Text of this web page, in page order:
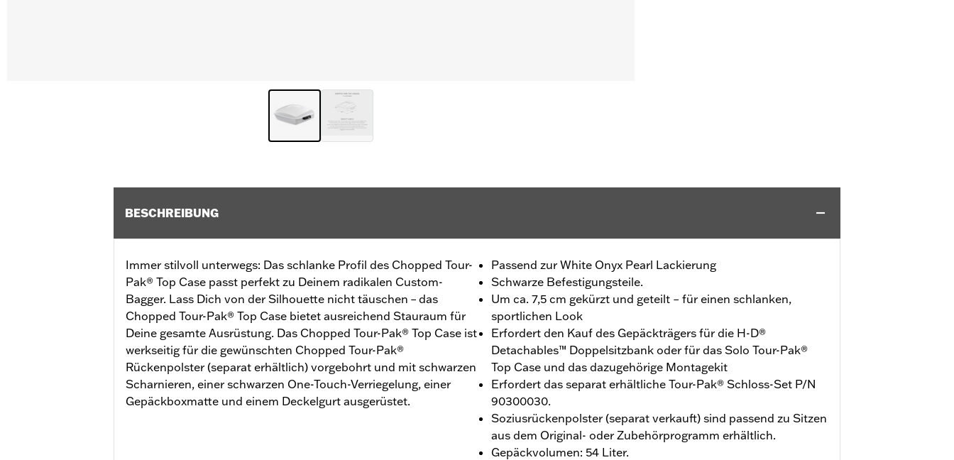
BESCHREIBUNG
Immer stilvoll unterwegs: Das schlanke Profil des Chopped Tour-
Pak® Top Case passt perfekt zu Deinem radikalen Custom-
Bagger. Lass Dich von der Silhouette nicht täuschen – das
Chopped Tour-Pak® Top Case bietet ausreichend Stauraum für
Deine gesamte Ausrüstung. Das Chopped Tour-Pak® Top Case ist
werkseitig für die gewünschten Chopped Tour-Pak®
Rückenpolster (separat erhältlich) vorgebohrt und mit schwarzen
Scharnieren, einer schwarzen One-Touch-Verriegelung, einer
Gepäckboxmatte und einem Deckelgurt ausgerüstet.
Passend zur White Onyx Pearl Lackierung
Schwarze Befestigungsteile.
Um ca. 7,5 cm gekürzt und geteilt – für einen schlanken,
sportlichen Look
Erfordert den Kauf des Gepäckträgers für die H-D®
Detachables™ Doppelsitzbank oder für das Solo Tour-Pak®
Top Case und das dazugehörige Montagekit
Erfordert das separat erhältliche Tour-Pak® Schloss-Set P/N
90300030.
Soziusrückenpolster (separat verkauft) sind passend zu Sitzen
aus dem Original- oder Zubehörprogramm erhältlich.
Gepäckvolumen: 54 Liter.